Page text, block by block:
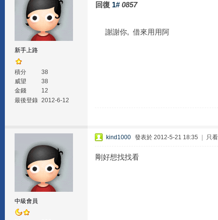
新手上路
積分
38
威望
38
金錢
12
最後登錄 2012-6-12
回復 1# 0857
謝謝你, 借來用用阿
中級會員
kind1000 發表於 2012-5-21 18:35 只
剛好想找找看